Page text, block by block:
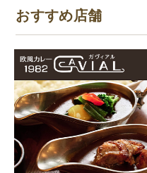
おすすめ店舗